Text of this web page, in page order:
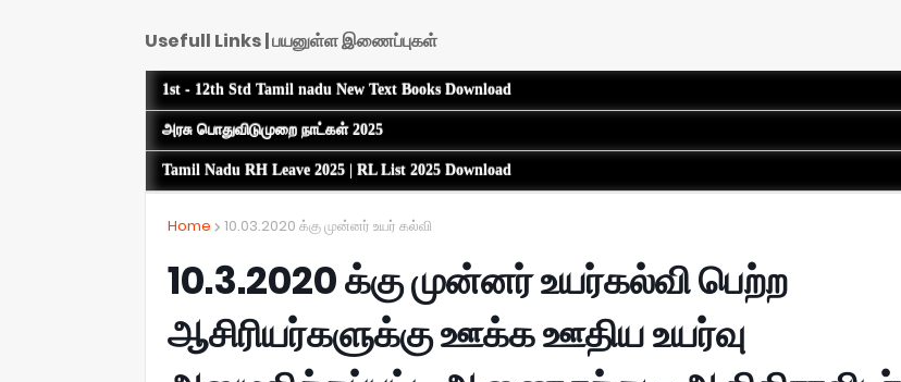
Usefull Links | பயனுள்ள இணைப்புகள்
1st - 12th Std Tamil nadu New Text Books Download
அரசு பொதுவிடுமுறை நாட்கள் 2025
Tamil Nadu RH Leave 2025 | RL List 2025 Download
Home 10.03.2020 க்கு முன்னர் உயர் கல்வி
10.3.2020 க்கு முன்னர் உயர்கல்வி பெற்ற
ஆசிரியர்களுக்கு ஊக்க ஊதிய உயர்வு